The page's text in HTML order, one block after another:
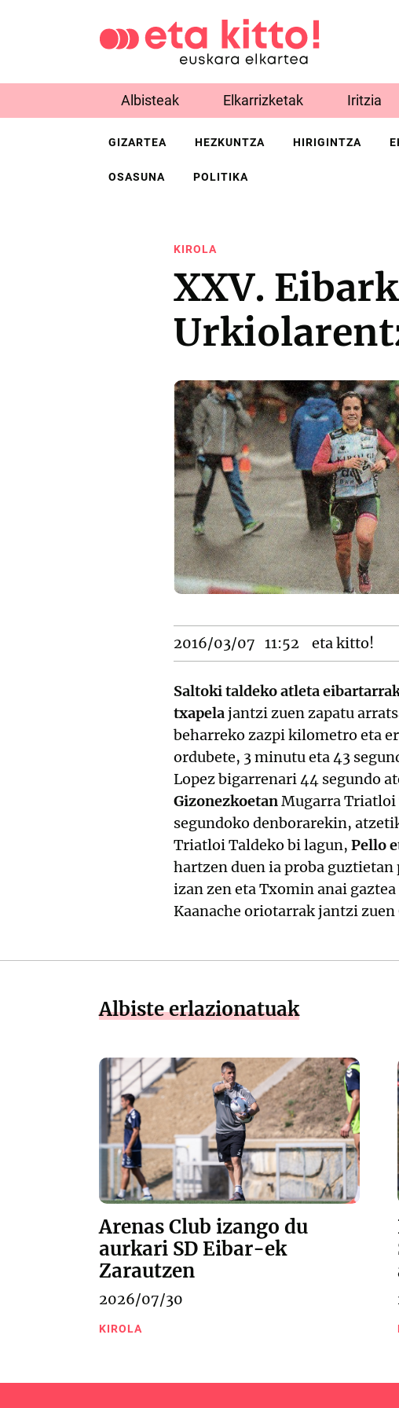
Albisteak Elkarrizketak Iritzia
GIZARTEA HEZKUNTZA HIRIGINTZA
OSASUNA POLITIKA
KIROLA
XXV.
2016/03/07 11:52 eta kitto!
Saltoki taldeko atleta
txapelajantzi zuen zapatu
beharreko zazpi kilometro eta
ordubete, 3 minutu eta 43
Lopez bigarrenari 44 segundo
GizonezkoetanMugarra Triatloi
segundoko denborarekin,
Triatloi Taldeko bi lagun, Pello
hartzen duen ia proba
izan zen eta Txomin anai
Kaanache oriotarrak jantzi
Albiste erlazionatuak
Arenas Club izango du
aurkari SD Eibar-ek
Zarautzen
2026/07/30
KIROLA